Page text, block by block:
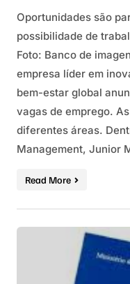
Oportunidades são
possibilidade de
Foto: Banco de
empresa líder em
bem-estar global
vagas de emprego.
diferentes áreas.
Management, Junior
Read More